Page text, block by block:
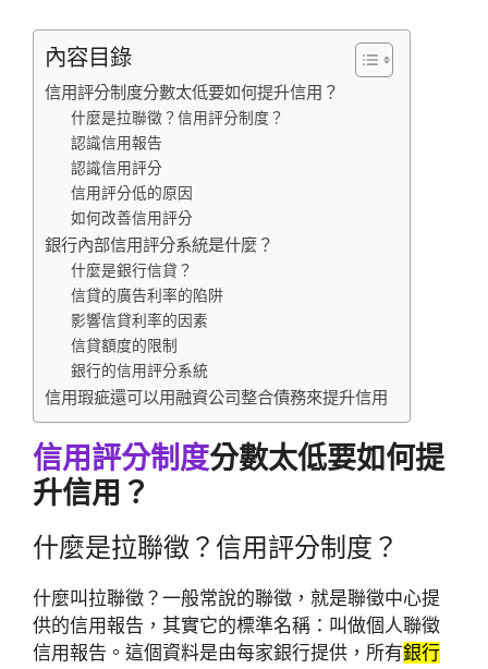
內容目錄
信用評分制度分數太低要如何提升信用？
什麼是拉聯徵？信用評分制度？
認識信用報告
認識信用評分
信用評分低的原因
如何改善信用評分
銀行內部信用評分系統是什麼？
什麼是銀行信貸？
信貸的廣告利率的陷阱
影響信貸利率的因素
信貸額度的限制
銀行的信用評分系統
信用瑕疵還可以用融資公司整合債務來提升信用
信用評分制度分數太低要如何提
升信用？
什麼是拉聯徵？信用評分制度？
什麼叫拉聯徵？一般常說的聯徵，就是聯徵中心提
供的信用報告，其實它的標準名稱：叫做個人聯徵
信用報告。這個資料是由每家銀行提供，所有銀行